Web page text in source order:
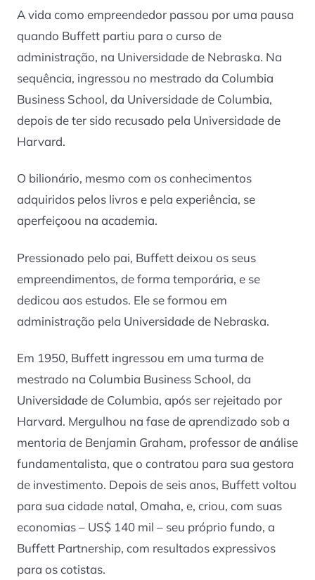
A vida como empreendedor passou por uma pausa
quando Buffett partiu para o curso de
administração, na Universidade de Nebraska. Na
sequência, ingressou no mestrado da Columbia
Business School, da Universidade de Columbia,
depois de ter sido recusado pela Universidade de
Harvard.
O bilionário, mesmo com os conhecimentos
adquiridos pelos livros e pela experiência, se
aperfeiçoou na academia.
Pressionado pelo pai, Buffett deixou os seus
empreendimentos, de forma temporária, e se
dedicou aos estudos. Ele se formou em
administração pela Universidade de Nebraska.
Em 1950, Buffett ingressou em uma turma de
mestrado na Columbia Business School, da
Universidade de Columbia, após ser rejeitado por
Harvard. Mergulhou na fase de aprendizado sob a
mentoria de Benjamin Graham, professor de análise
fundamentalista, que o contratou para sua gestora
de investimento. Depois de seis anos, Buffett voltou
para sua cidade natal, Omaha, e, criou, com suas
economias – US$ 140 mil – seu próprio fundo, a
Buffett Partnership, com resultados expressivos
para os cotistas.